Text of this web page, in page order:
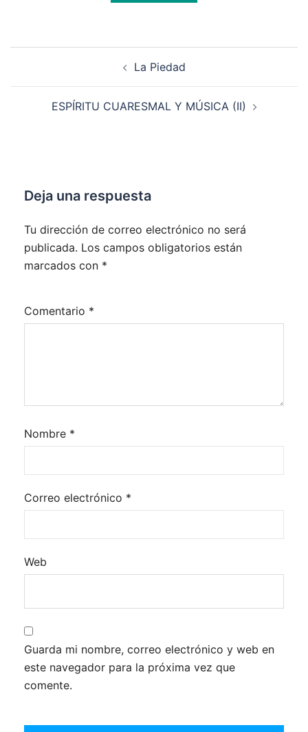
entradas
La Piedad
ESPÍRITU CUARESMAL Y MÚSICA (II)
Deja una respuesta
Tu dirección de correo electrónico no será
publicada. Los campos obligatorios están
marcados con *
Comentario *
Nombre *
Correo electrónico *
Web
Guarda mi nombre, correo electrónico y web en
este navegador para la próxima vez que
comente.